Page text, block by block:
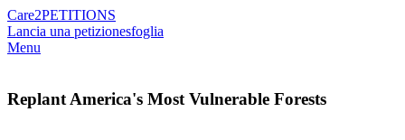
Care2PETITIONS
Lancia una petizionesfoglia
Menu
Replant America's Most Vulnerable Forests